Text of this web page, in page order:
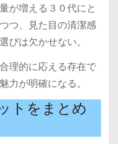
が増える３０代にと
つ、見た目の清潔感
びは欠かせない。
理的に応える存在で
力が明確になる。
トをまとめ